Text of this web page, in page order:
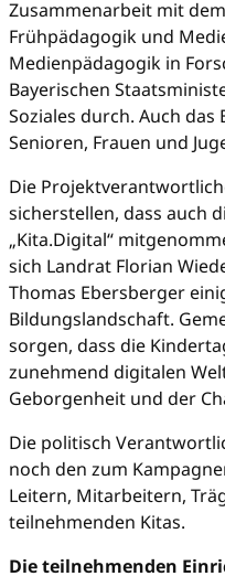
Zusammenarbeit mit
Frühpädagogik und
Medienpädagogik in
Bayerischen
Soziales durch. Auch
Senioren, Frauen und
Die
sicherstellen, dass auch
„Kita.Digital“
sich Landrat Florian
Thomas Ebersberger
Bildungslandschaft.
sorgen, dass die
zunehmend digitalen
Geborgenheit und der
Die politisch
noch den zum
Leitern, Mitarbeitern,
teilnehmenden Kitas.
Die teilnehmenden